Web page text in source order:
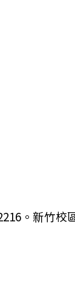
。新竹校